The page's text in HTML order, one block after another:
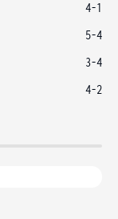
4-1
5-4
3-4
4-2